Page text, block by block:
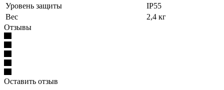
Уровень защиты
IP55
Вес
2,4 кг
Отзывы
Оставить отзыв